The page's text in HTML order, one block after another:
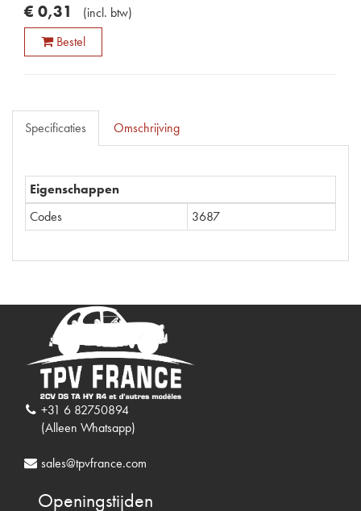
€ 0,31 (incl. btw)
Bestel
Specificaties Omschrijving
Eigenschappen
Codes
3687
+31 6 82750894
(Alleen Whatsapp)
sales@tpvfrance.com
Openingstijden